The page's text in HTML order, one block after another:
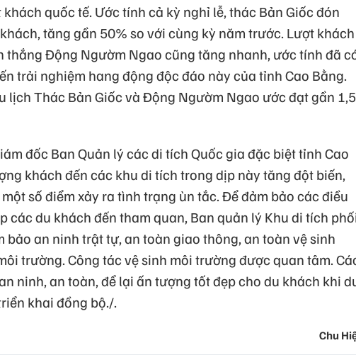
quốc tế. Ước tính cả kỳ nghỉ lễ, thác Bản Giốc đón
tăng gần 50% so với cùng kỳ năm trước. Lượt khách
thắng Động Ngườm Ngao cũng tăng nhanh, ước tính đã
trải nghiệm hang động độc đáo này của tỉnh Cao Bằng.
lịch Thác Bản Giốc và Động Ngườm Ngao ước đạt gần 1,5
đốc Ban Quản lý các di tích Quốc gia đặc biệt tỉnh Cao
khách đến các khu di tích trong dịp này tăng đột biến,
số điểm xảy ra tình trạng ùn tắc. Để đảm bảo các điều
các du khách đến tham quan, Ban quản lý Khu di tích
bảo an ninh trật tự, an toàn giao thông, an toàn vệ sinh
trường. Công tác vệ sinh môi trường được quan tâm.
ninh, an toàn, để lại ấn tượng tốt đẹp cho du khách khi
khai đồng bộ./.
Chu